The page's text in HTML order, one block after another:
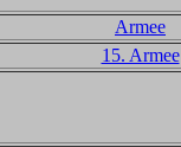
Armee
15. Armee